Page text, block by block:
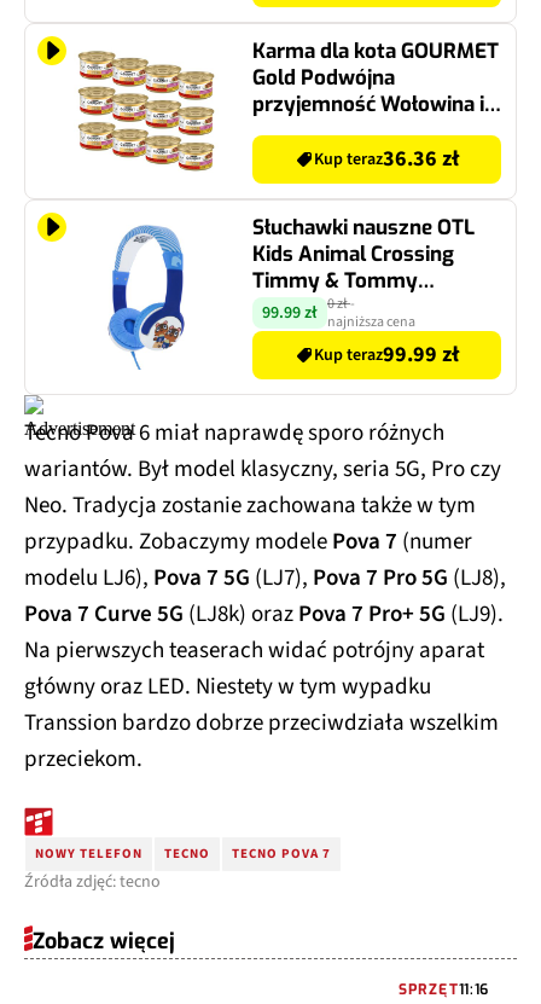
Karma dla kota GOURMET
Gold Podwójna
przyjemność Wołowina i
Kurczak 12 x 85 g
Kup teraz36.36 zł
Słuchawki nauszne OTL
Kids Animal Crossing
Timmy & Tommy
Niebieski
99.99 zł 0 zł-
najniższa cena
Kup teraz99.99 zł
Tecno Pova 6 miał naprawdę sporo różnych
wariantów. Był model klasyczny, seria 5G, Pro czy
Neo. Tradycja zostanie zachowana także w tym
przypadku. Zobaczymy modelePova 7 (numer
modelu LJ6), Pova 7 5G (LJ7), Pova 7 Pro 5G (LJ8),
Pova 7 Curve 5G (LJ8k) orazPova 7 Pro+ 5G (LJ9).
Na pierwszych teaserach widać potrójny aparat
główny oraz LED. Niestety w tym wypadku
Transsion bardzo dobrze przeciwdziała wszelkim
przeciekom.
NOWY TELEFON TECNO TECNO POVA 7
Źródła zdjęć: tecno
Zobacz więcej
SPRZĘT11:16